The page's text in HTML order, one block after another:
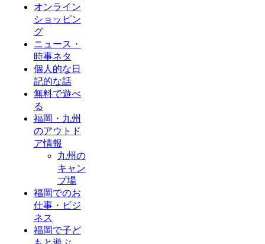
オンライン
ショッピン
グ
ニュース・
時事ネタ
個人的な日
記的な話
無料で遊べ
る
福岡・九州
のアウトド
ア情報
九州の
キャン
プ場
福岡でのお
仕事・ビジ
ネス
福岡で子ど